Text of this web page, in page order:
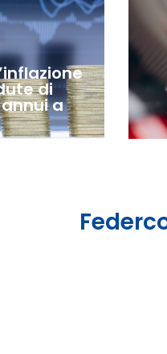
di
annui a